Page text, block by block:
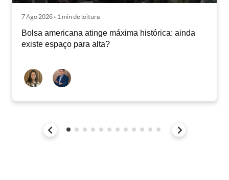
7 Ago 2026 • 1 min de leitura
Bolsa americana atinge máxima histórica: ainda
existe espaço para alta?